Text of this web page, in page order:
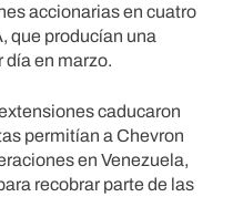
accionarias en cuatro
que producían una
día en marzo.
caducaron
permitían a Chevron
en Venezuela,
recobrar parte de las